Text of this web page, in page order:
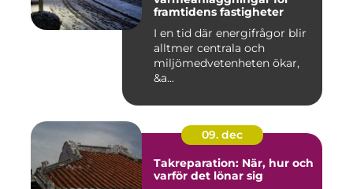
framtidens fastigheter
I en tid där energifrågor blir
alltmer centrala och
miljömedvetenheten ökar,
&a...
09. dec
Takreparation: När, hur och
varför det lönar sig